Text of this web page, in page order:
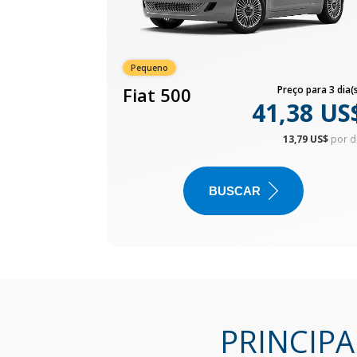
Pequeno
Fiat 500 Preço para 3
41,38
13,79 US$ por
BUSCAR